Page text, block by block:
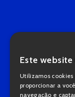
Este website
Utilizamos cookies
proporcionar a
navegação e